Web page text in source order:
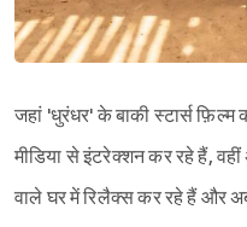
जहां 'धुरंधर' के बाकी स्टार्स
मीडिया से इंटरेक्शन कर रहे हैं,
वाले घर में रिलैक्स कर रहे हैं और